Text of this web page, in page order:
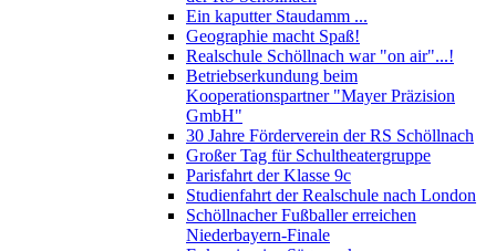
Ein kaputter Staudamm ...
Geographie macht Spaß!
Realschule Schöllnach war "on air"...!
Betriebserkundung beim
Kooperationspartner "Mayer Präzision
GmbH"
30 Jahre Förderverein der RS Schöllnach
Großer Tag für Schultheatergruppe
Parisfahrt der Klasse 9c
Studienfahrt der Realschule nach London
Schöllnacher Fußballer erreichen
Niederbayern-Finale